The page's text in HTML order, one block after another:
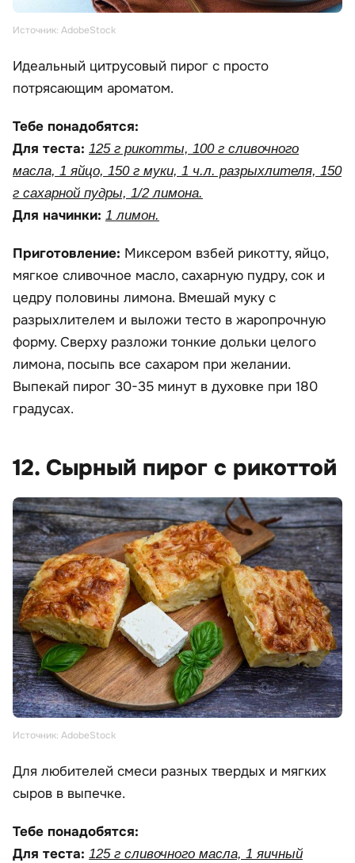
Источник: AdobeStock
Идеальный цитрусовый пирог с просто
потрясающим ароматом.
Тебе понадобятся:
Для теста: 125 г рикотты, 100 г сливочного
масла, 1 яйцо, 150 г муки, 1 ч.л. разрыхлителя, 150
г сахарной пудры, 1/2 лимона.
Для начинки: 1 лимон.
Приготовление: Миксером взбей рикотту, яйцо,
мягкое сливочное масло, сахарную пудру, сок и
цедру половины лимона. Вмешай муку с
разрыхлителем и выложи тесто в жаропрочную
форму. Сверху разложи тонкие дольки целого
лимона, посыпь все сахаром при желании.
Выпекай пирог 30-35 минут в духовке при 180
градусах.
12. Сырный пирог с рикоттой
Источник: AdobeStock
Для любителей смеси разных твердых и мягких
сыров в выпечке.
Тебе понадобятся:
Для теста: 125 г сливочного масла, 1 яичный